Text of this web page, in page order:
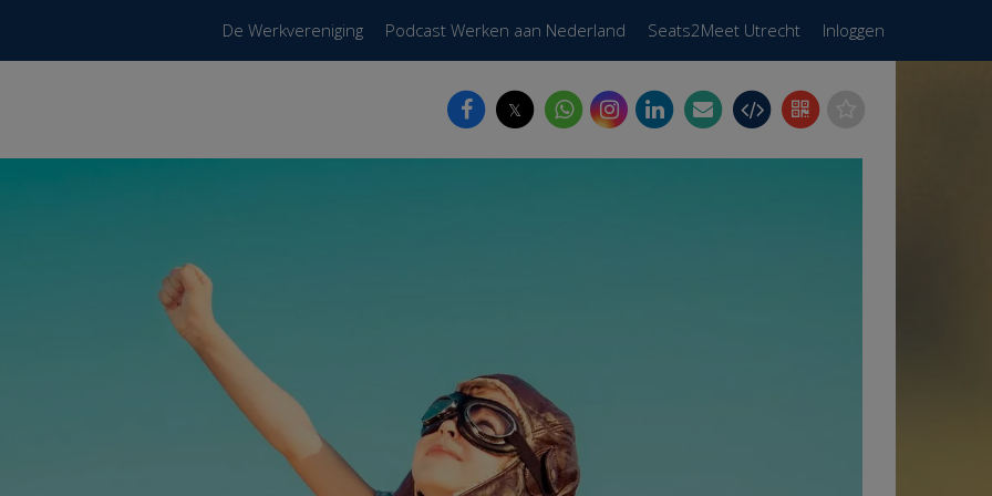
Inloggen
De Werkvereniging Podcast Werken aan Nederland Seats2Meet Utrecht
𝕏